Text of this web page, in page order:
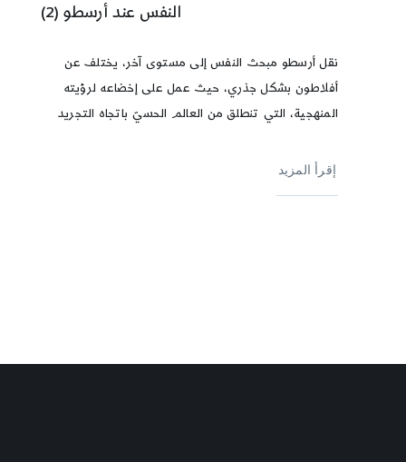
النفس عند أرسطو (2)
نقل أرسطو مبحث النفس إلى مستوى آخر، يختلف عن
أفلاطون بشكل جذري، حيث عمل على إخضاعه لرؤيته
المنهجية، التي تنطلق من العالم الحسيّ باتجاه التجريد
إقرأ المزيد